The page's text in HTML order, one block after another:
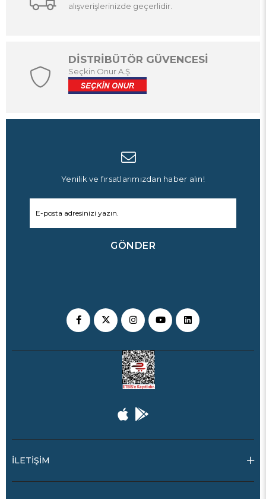
alışverişlerinizde geçerlidir.
DİSTRİBÜTÖR GÜVENCESİ
Seçkin Onur A.Ş.
Yenilik ve fırsatlarımızdan haber alın!
GÖNDER
İLETİŞİM